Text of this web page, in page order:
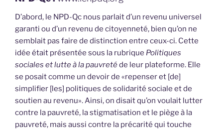
D’abord, le NPD-Qc nous parlait d’un revenu universel
garanti ou d’un revenu de citoyenneté, bien qu’on ne
semblait pas faire de distinction entre ceux-ci. Cette
idée était présentée sous la rubrique Politiques
sociales et lutte à la pauvretéde leur plateforme. Elle
se posait comme un devoir de «repenser et [de]
simplifier [les] politiques de solidarité sociale et de
soutien au revenu». Ainsi, on disait qu’on voulait lutter
contre la pauvreté, la stigmatisation et le piège à la
pauvreté, mais aussi contre la précarité qui touche